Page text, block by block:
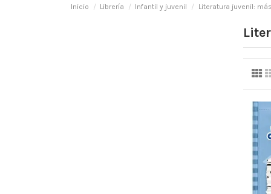
Inicio Librería Infantil y juvenil Literatura juvenil: